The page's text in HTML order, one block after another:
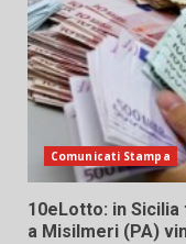
Comunicati Stampa
10eLotto: in
a Misilmeri (PA)